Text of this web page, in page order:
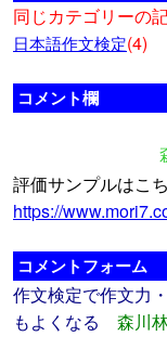
同じカテゴリーの
日本語作文検定(4)
コメント欄
評価サンプルはこち
https://
コメントフォーム
作文検定で作文力
もよくなる
森川